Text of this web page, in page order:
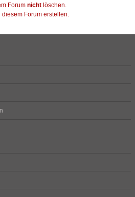
Forum nicht löschen.
diesem Forum erstellen.